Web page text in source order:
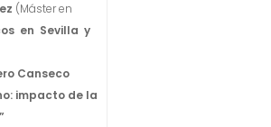
(Máster en
en Sevilla y
Canseco
impacto de la